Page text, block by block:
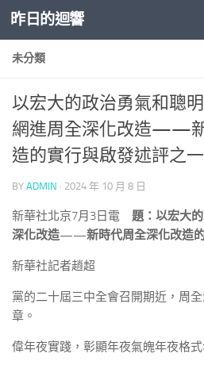
Skip to content
昨日的迴響
未分類
以宏大的政治勇氣和聰
網進周全深化改造——
造的實行與啟發述評之
BY ADMIN · 2024 年 10 月 8 日
新華社北京7月3日電 題：以宏大
深化改造——新時代周全深化改造
新華社記者趙超
黨的二十屆三中全會召開期近，周
章。
偉年夜實踐，彰顯年夜氣魄年夜格式